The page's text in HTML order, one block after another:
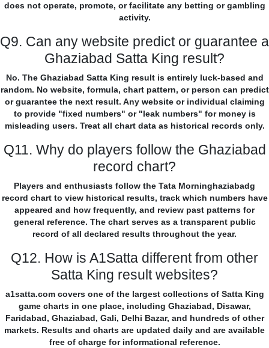
does not operate, promote, or facilitate any betting or gambling
activity.
Q9. Can any website predict or guarantee a
Ghaziabad Satta King result?
No. The Ghaziabad Satta King result is entirely luck-based and
random. No website, formula, chart pattern, or person can predict
or guarantee the next result. Any website or individual claiming
to provide "fixed numbers" or "leak numbers" for money is
misleading users. Treat all chart data as historical records only.
Q11. Why do players follow the Ghaziabad
record chart?
Players and enthusiasts follow the Tata Morninghaziabadg
record chart to view historical results, track which numbers have
appeared and how frequently, and review past patterns for
general reference. The chart serves as a transparent public
record of all declared results throughout the year.
Q12. How is A1Satta different from other
Satta King result websites?
a1satta.com covers one of the largest collections of Satta King
game charts in one place, including Ghaziabad, Disawar,
Faridabad, Ghaziabad, Gali, Delhi Bazar, and hundreds of other
markets. Results and charts are updated daily and are available
free of charge for informational reference.